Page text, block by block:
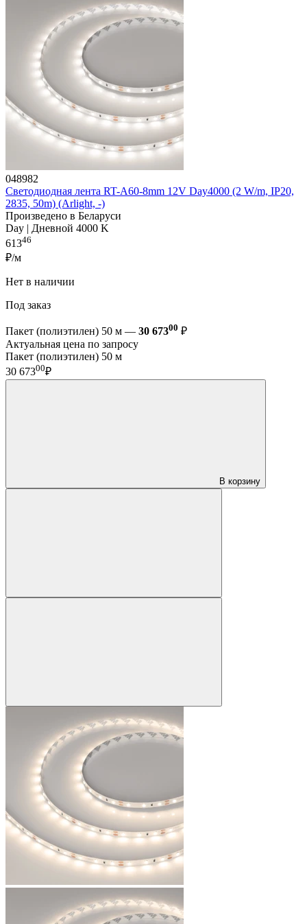
048982
Светодиодная лента RT-A60-8mm 12V Day4000 (2 W/m, IP20,
2835, 50m) (Arlight, -)
Произведено в Беларуси
Day | Дневной 4000 K
61346
₽/м
Нет в наличии
Под заказ
Пакет (полиэтилен) 50 м — 30 67300 ₽
Актуальная цена по запросу
Пакет (полиэтилен) 50 м
30 67300₽
В корзину